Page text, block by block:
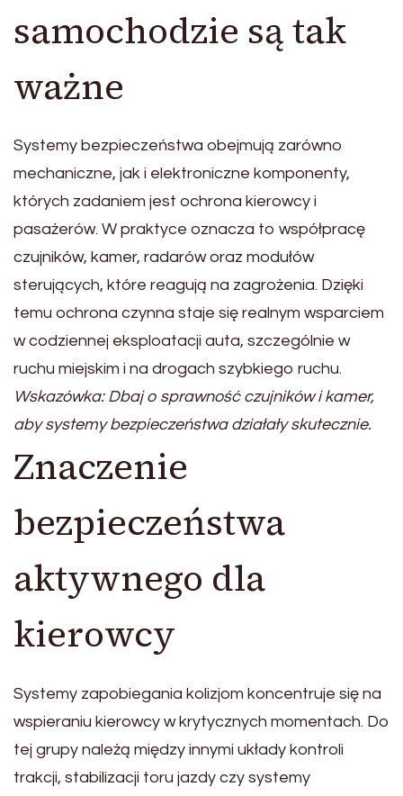
samochodzie są tak
ważne
Systemy bezpieczeństwa obejmują zarówno
mechaniczne, jak i elektroniczne komponenty,
których zadaniem jest ochrona kierowcy i
pasażerów. W praktyce oznacza to współpracę
czujników, kamer, radarów oraz modułów
sterujących, które reagują na zagrożenia. Dzięki
temu ochrona czynna staje się realnym wsparciem
w codziennej eksploatacji auta, szczególnie w
ruchu miejskim i na drogach szybkiego ruchu.
Wskazówka: Dbaj o sprawność czujników i kamer,
aby systemy bezpieczeństwa działały skutecznie.
Znaczenie
bezpieczeństwa
aktywnego dla
kierowcy
Systemy zapobiegania kolizjom koncentruje się na
wspieraniu kierowcy w krytycznych momentach. Do
tej grupy należą między innymi układy kontroli
trakcji, stabilizacji toru jazdy czy systemy